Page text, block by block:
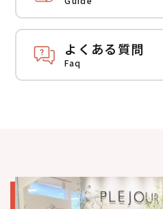
よくある質問
Faq